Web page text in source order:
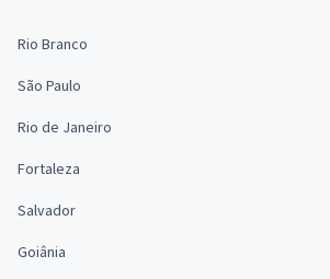
Rio Branco
São Paulo
Rio de Janeiro
Fortaleza
Salvador
Goiânia